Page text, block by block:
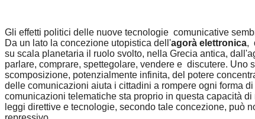
Gli effetti politici delle nuove tecnologie comunicative
Da un lato la concezione utopistica dell'agorà elettronica,
su scala planetaria il ruolo svolto, nella Grecia antica,
parlare, comprare, spettegolare, vendere e discutere.
scomposizione, potenzialmente infinita, del potere
delle comunicazioni aiuta i cittadini a rompere ogni forma
comunicazioni telematiche sta proprio in questa capacità
leggi direttive e tecnologie, secondo tale concezione, può